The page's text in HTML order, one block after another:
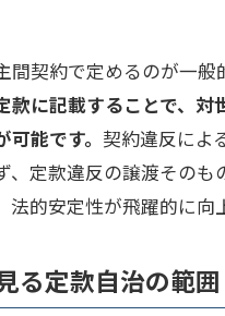
間契約で定めるのが一般
款に記載することで、対
能です。 契約違反によ
、定款違反の譲渡そのも
法的安定性が飛躍的に向
る定款自治の範囲